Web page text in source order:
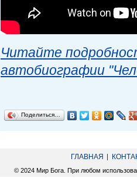
Читайте
автобиографии
Поделиться…
ГЛАВНАЯ
© 2024 Мир Бога. При любом